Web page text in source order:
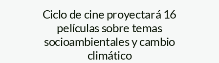
Ciclo de cine proyectará 16
películas sobre temas
socioambientales y cambio
climático